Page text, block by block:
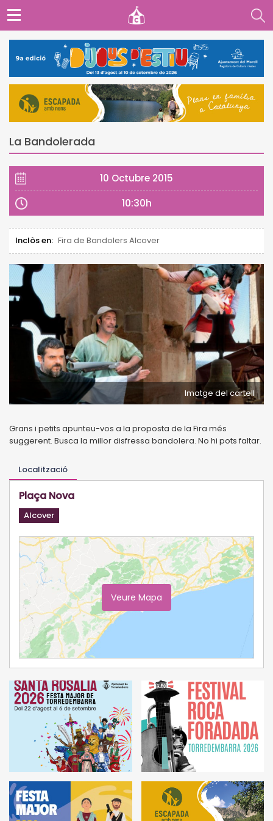
La Bandolerada
10 Octubre 2015
10:30h
Inclòs en: Fira de Bandolers Alcover
Imatge del cartell
Grans i petits apunteu-vos a la proposta de la Fira més
suggerent. Busca la millor disfressa bandolera. No hi pots faltar.
Localització
Plaça Nova
Alcover
Veure Mapa